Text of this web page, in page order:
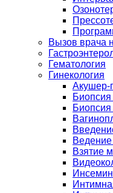
Вызов врача
Гематология
Гинекология
Акушер-
Взятие